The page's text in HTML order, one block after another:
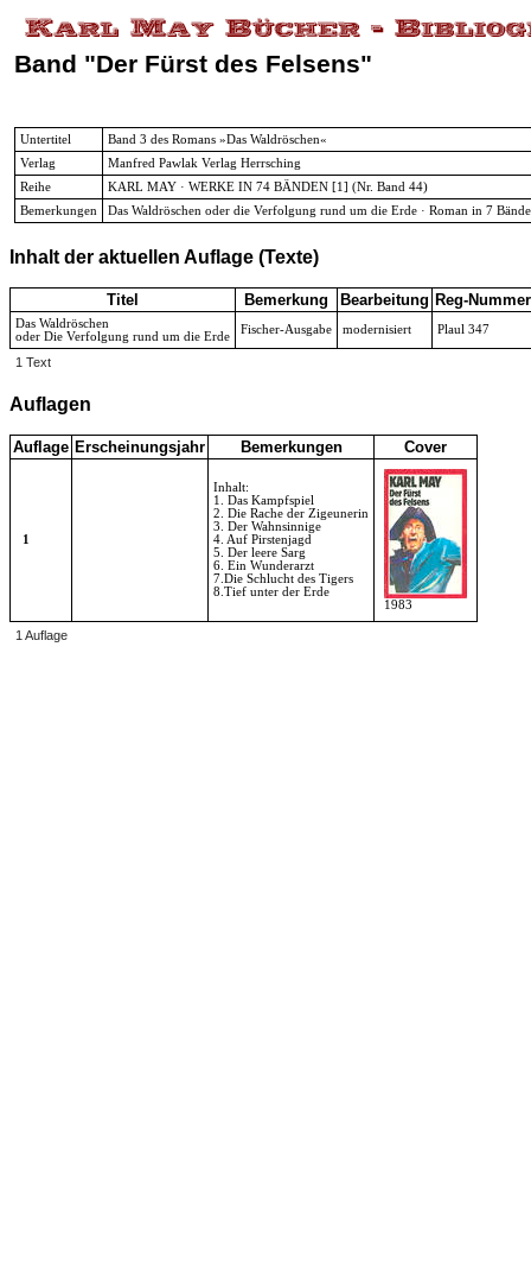
Band "Der Fürst des Felsens"
Untertitel
Band 3 des Romans »Das Waldröschen«
Verlag
Manfred Pawlak Verlag Herrsching
Reihe
KARL MAY · WERKE IN 74 BÄNDEN [1] (Nr. Band 44)
Bemerkungen
Das Waldröschen oder die Verfolgung rund um die Erde · Roman in 7
Inhalt der aktuellen Auflage (Texte)
Titel Bemerkung Bearbeitung Reg-Nummer
Das Waldröschen
oder Die Verfolgung rund um die Erde
Fischer-Ausgabe modernisiert Plaul 347
1 Text
Auflagen
Auflage Erscheinungsjahr Bemerkungen Cover
1
Inhalt:
1. Das Kampfspiel
2. Die Rache der Zigeunerin
3. Der Wahnsinnige
4. Auf Pirstenjagd
5. Der leere Sarg
6. Ein Wunderarzt
7.Die Schlucht des Tigers
8.Tief unter der Erde
1983
1 Auflage